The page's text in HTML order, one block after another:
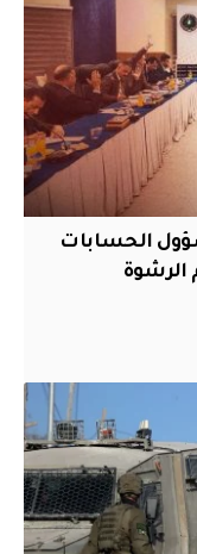
الحسابات
الرشوة